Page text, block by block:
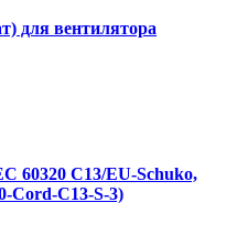
для вентилятора
60320 C13/EU-Schuko,
Cord-C13-S-3)